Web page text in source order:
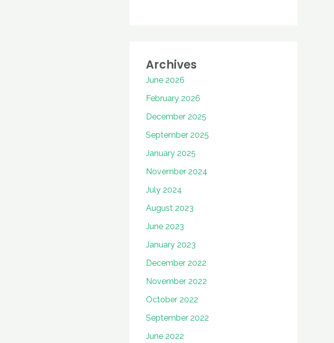
Archives
June 2026
February 2026
December 2025
September 2025
January 2025
November 2024
July 2024
August 2023
June 2023
January 2023
December 2022
November 2022
October 2022
September 2022
June 2022